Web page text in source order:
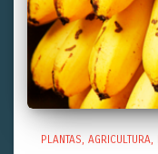
PLANTAS AGRICULTURA